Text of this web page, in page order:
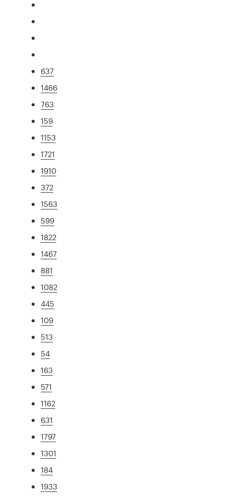
637
1466
763
159
1153
1721
1910
372
1563
599
1822
1467
881
1082
445
109
513
54
163
571
1162
631
1797
1301
184
1933